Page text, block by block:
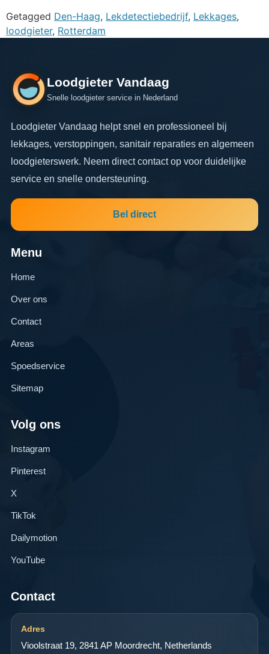
Getagged Den-Haag, Lekdetectiebedrijf, Lekkages,
loodgieter, Rotterdam
Loodgieter Vandaag
Snelle loodgieter service in Nederland
Loodgieter Vandaag helpt snel en professioneel bij
lekkages, verstoppingen, sanitair reparaties en algemeen
loodgieterswerk. Neem direct contact op voor duidelijke
service en snelle ondersteuning.
Bel direct
Menu
Home
Over ons
Contact
Areas
Spoedservice
Sitemap
Volg ons
Instagram
Pinterest
X
TikTok
Dailymotion
YouTube
Contact
Adres
Vioolstraat 19, 2841 AP Moordrecht, Netherlands